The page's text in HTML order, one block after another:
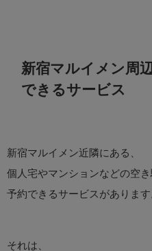
新宿マルイメン周
できるサービス
新宿マルイメン近隣にある、
個人宅やマンションなどの空き
予約できるサービスがあります
それは、